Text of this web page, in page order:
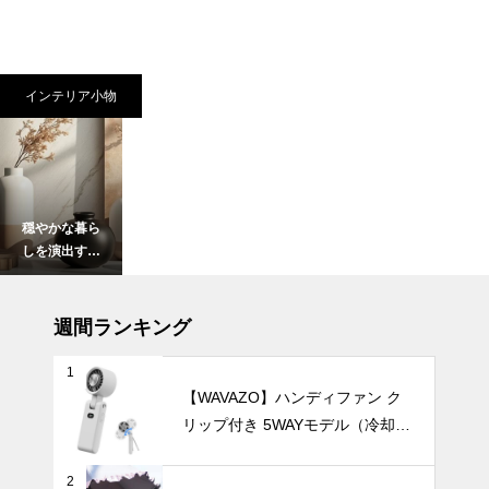
インテリア小物
穏やかな暮ら
しを演出す
る、和モダン
器花瓶おすす
バッグにすっ
きり収納！持
ち運びに便利
週間ランキング
1
【WAVAZO】ハンディファン ク
リップ付き 5WAYモデル（冷却プ
2